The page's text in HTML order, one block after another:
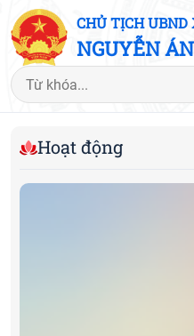
CHỦ TỊCH
NGUYỄN
Hoạt động